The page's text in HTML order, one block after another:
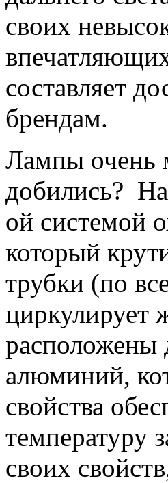
своих
составляет
брендам.
Лампы очень
добились?
ой системой
который
трубки (по
циркулирует
расположены
алюминий,
свойства
температуру
своих